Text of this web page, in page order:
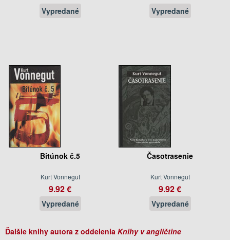
Vypredané Vypredané
Bitúnok č.5
Kurt Vonnegut
9.92 €
Vypredané
Časotrasenie
Kurt Vonnegut
9.92 €
Vypredané
Ďalšie knihy autora z oddelenia Knihy v angličtine